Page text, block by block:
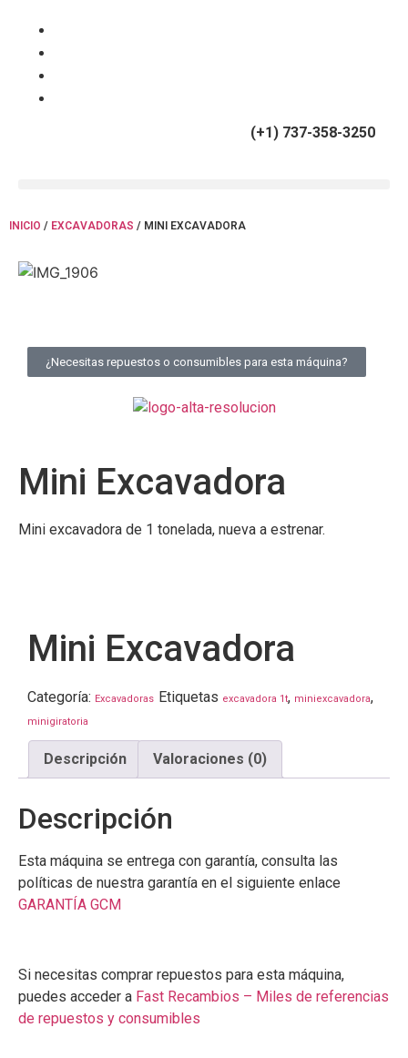
(+1) 737-358-3250
INICIO / EXCAVADORAS / MINI EXCAVADORA
¿Necesitas repuestos o consumibles para esta máquina?
Mini Excavadora
Mini excavadora de 1 tonelada, nueva a estrenar.
Mini Excavadora
Categoría: Excavadoras Etiquetas excavadora 1t, miniexcavadora,
minigiratoria
Descripción Valoraciones (0)
Descripción
Esta máquina se entrega con garantía, consulta las
políticas de nuestra garantía en el siguiente enlace
GARANTÍA GCM
Si necesitas comprar repuestos para esta máquina,
puedes acceder a Fast Recambios – Miles de referencias
de repuestos y consumibles